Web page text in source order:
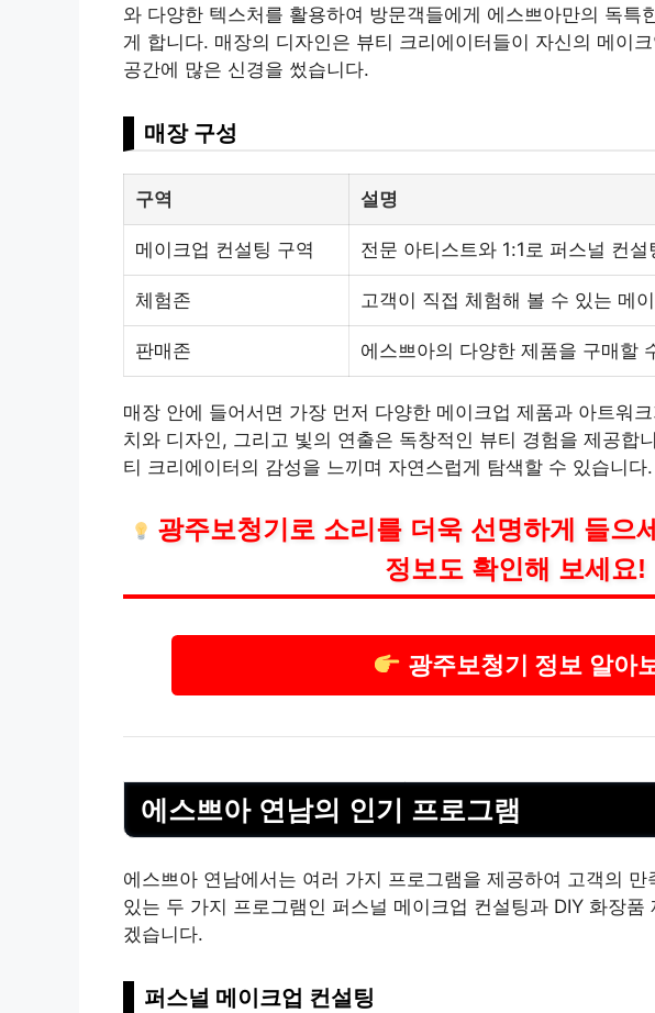
와 다양한 텍스처를 활용하여 방문객들에게 에스쁘아만의 독특
게 합니다. 매장의 디자인은 뷰티 크리에이터들이 자신의 메이
공간에 많은 신경을 썼습니다.
매장 구성
구역 설명
메이크업 컨설팅 구역 전문 아티스트와 1:1로 퍼스널 컨
체험존 고객이 직접 체험해 볼 수 있는 메
판매존 에스쁘아의 다양한 제품을 구매할
매장 안에 들어서면 가장 먼저 다양한 메이크업 제품과 아트워
치와 디자인, 그리고 빛의 연출은 독창적인 뷰티 경험을 제공합
티 크리에이터의 감성을 느끼며 자연스럽게 탐색할 수 있습니다.
광주보청기로 소리를 더욱 선명하게 들으
정보도 확인해 보세요!
광주보청기 정보 알아보
에스쁘아 연남의 인기 프로그램
에스쁘아 연남에서는 여러 가지 프로그램을 제공하여 고객의
있는 두 가지 프로그램인 퍼스널 메이크업 컨설팅과 DIY 화장
겠습니다.
퍼스널 메이크업 컨설팅